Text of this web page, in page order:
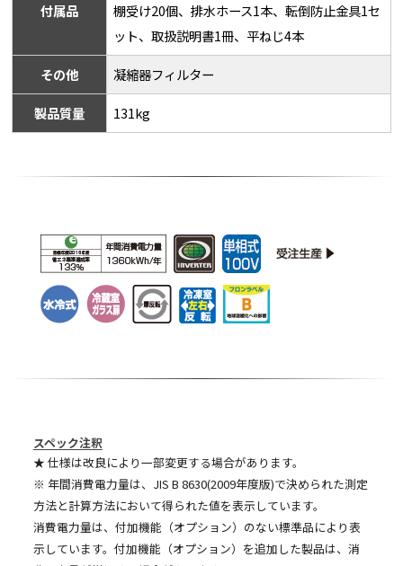
付属品
棚受け20個、排水ホース1本、転倒防止金具1セ
ット、取扱説明書1冊、平ねじ4本
その他 凝縮器フィルター
製品質量 131kg
スペック注釈
★ 仕様は改良により一部変更する場合があります。
※ 年間消費電力量は、JIS B 8630(2009年度版)で決められた測定
方法と計算方法において得られた値を表示しています。
消費電力量は、付加機能（オプション）のない標準品により表
示しています。付加機能（オプション）を追加した製品は、消